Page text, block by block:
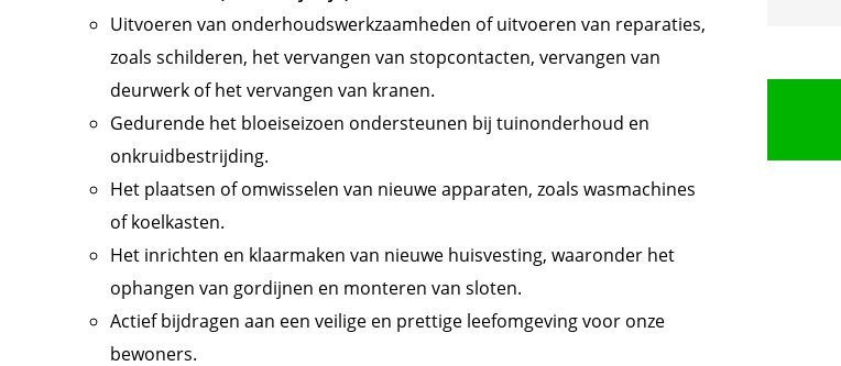
Uitvoeren van onderhoudswerkzaamheden of uitvoeren van reparaties,
zoals schilderen, het vervangen van stopcontacten, vervangen van
deurwerk of het vervangen van kranen.
Gedurende het bloeiseizoen ondersteunen bij tuinonderhoud en
onkruidbestrijding.
Het plaatsen of omwisselen van nieuwe apparaten, zoals wasmachines
of koelkasten.
Het inrichten en klaarmaken van nieuwe huisvesting, waaronder het
ophangen van gordijnen en monteren van sloten.
Actief bijdragen aan een veilige en prettige leefomgeving voor onze
bewoners.